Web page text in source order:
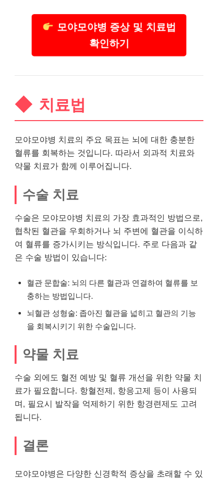
모야모야병 증상 및 치료법
확인하기
치료법
모야모야병 치료의 주요 목표는 뇌에 대한 충분한
혈류를 회복하는 것입니다. 따라서 외과적 치료와
약물 치료가 함께 이루어집니다.
수술 치료
수술은 모야모야병 치료의 가장 효과적인 방법으로,
협착된 혈관을 우회하거나 뇌 주변에 혈관을 이식하
여 혈류를 증가시키는 방식입니다. 주로 다음과 같
은 수술 방법이 있습니다:
혈관 문합술: 뇌의 다른 혈관과 연결하여 혈류를 보
충하는 방법입니다.
뇌혈관 성형술: 좁아진 혈관을 넓히고 혈관의 기능
을 회복시키기 위한 수술입니다.
약물 치료
수술 외에도 혈전 예방 및 혈류 개선을 위한 약물 치
료가 필요합니다. 항혈전제, 항응고제 등이 사용되
며, 필요시 발작을 억제하기 위한 항경련제도 고려
됩니다.
결론
모야모야병은 다양한 신경학적 증상을 초래할 수 있